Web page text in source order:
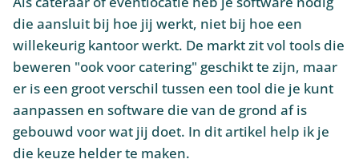
die aansluit bij hoe jij werkt, niet bij hoe een
willekeurig kantoor werkt. De markt zit vol tools die
beweren "ook voor catering" geschikt te zijn, maar
er is een groot verschil tussen een tool die je kunt
aanpassen en software die van de grond af is
gebouwd voor wat jij doet. In dit artikel help ik je
die keuze helder te maken.